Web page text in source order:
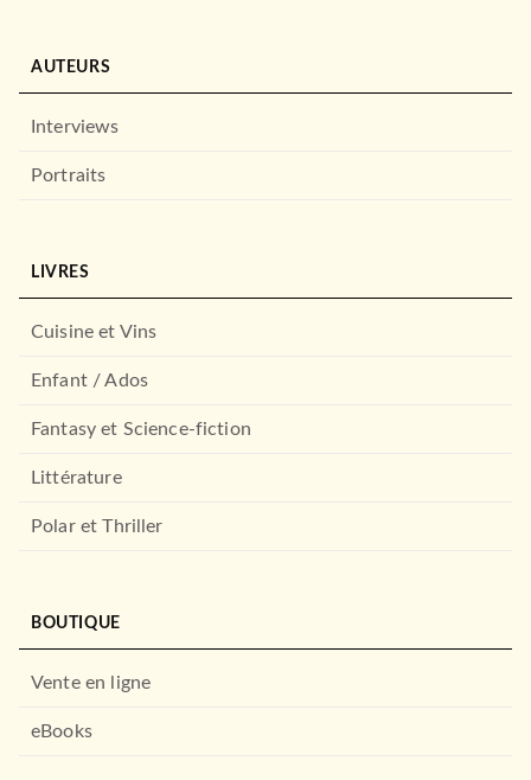
AUTEURS
Interviews
Portraits
LIVRES
Cuisine et Vins
Enfant / Ados
Fantasy et Science-fiction
Littérature
Polar et Thriller
BOUTIQUE
Vente en ligne
eBooks